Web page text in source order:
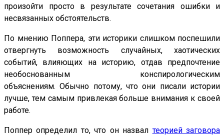
произойти просто в результате сочетания ошибки и
несвязанных обстоятельств.
По мнению Поппера, эти историки слишком поспешили
отвергнуть возможность случайных, хаотических
событий, влияющих на историю, отдав предпочтение
необоснованным конспирологическим
объяснениям. Обычно потому, что они писали истории
лучше, тем самым привлекая больше внимания к своей
работе.
Поппер определил то, что он назвалтеорией заговора